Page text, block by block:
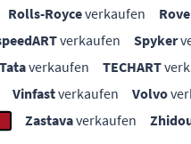
Rolls-Royceverkaufen
verkaufen Spyker
Tataverkaufen TECHART
Vinfastverkaufen Volvo
Zastavaverkaufen